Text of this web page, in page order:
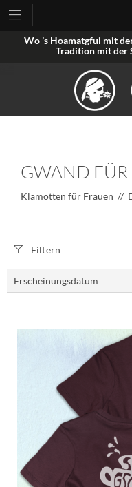
Wo ’s Hoamatgfui mit
Tradition mit der
GWAND FÜR
Klamotten für Frauen //
Filtern